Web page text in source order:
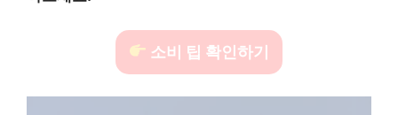
소비 팁 확인하기